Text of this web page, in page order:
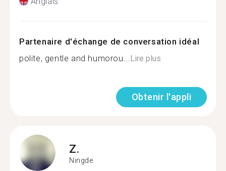
Partenaire d'échange de conversation idéal
polite, gentle and humorou... Lire plus
Obtenir l'appli
Z.
Ningde